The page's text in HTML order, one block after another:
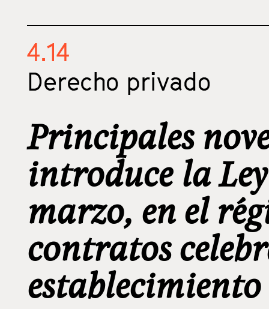
4.14
Derecho privado
Principales
introduce la
marzo, en el
contratos
establecimiento